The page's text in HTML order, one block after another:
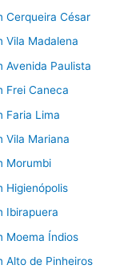
Cerqueira César
Vila Madalena
Avenida Paulista
Frei Caneca
Faria Lima
Vila Mariana
Morumbi
Higienópolis
Ibirapuera
Moema Índios
Alto de Pinheiros